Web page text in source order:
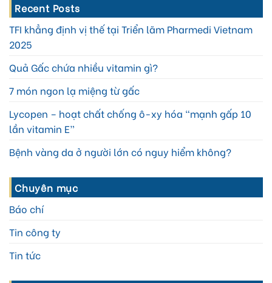
Recent Posts
TFI khẳng định vị thế tại Triển lãm Pharmedi Vietnam
2025
Quả Gấc chứa nhiều vitamin gì?
7 món ngon lạ miệng từ gấc
Lycopen – hoạt chất chống ô-xy hóa “mạnh gấp 10
lần vitamin E”
Bệnh vàng da ở người lớn có nguy hiểm không?
Chuyên mục
Báo chí
Tin công ty
Tin tức